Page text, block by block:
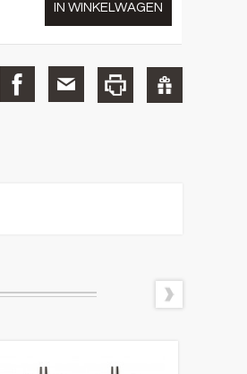
IN WINKELWAGEN